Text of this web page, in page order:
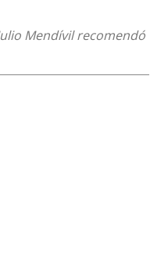
Mendívil recomendó